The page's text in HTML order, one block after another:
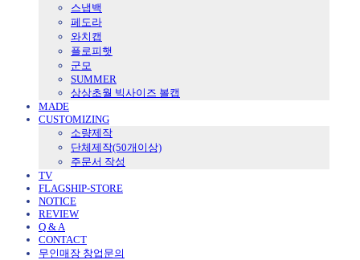
스냅백
페도라
와치캡
플로피햇
군모
SUMMER
상상초월 빅사이즈 볼캡
MADE
CUSTOMIZING
소량제작
단체제작(50개이상)
주문서 작성
TV
FLAGSHIP-STORE
NOTICE
REVIEW
Q & A
CONTACT
무인매장 창업문의